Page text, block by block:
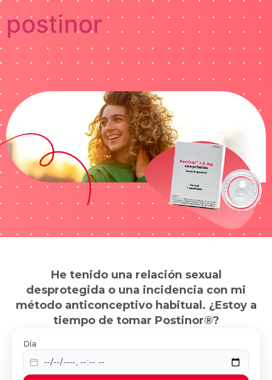
postinor
He tenido una relación sexual
desprotegida o una incidencia con mi
método anticonceptivo habitual. ¿Estoy a
tiempo de tomar Postinor®?
Día